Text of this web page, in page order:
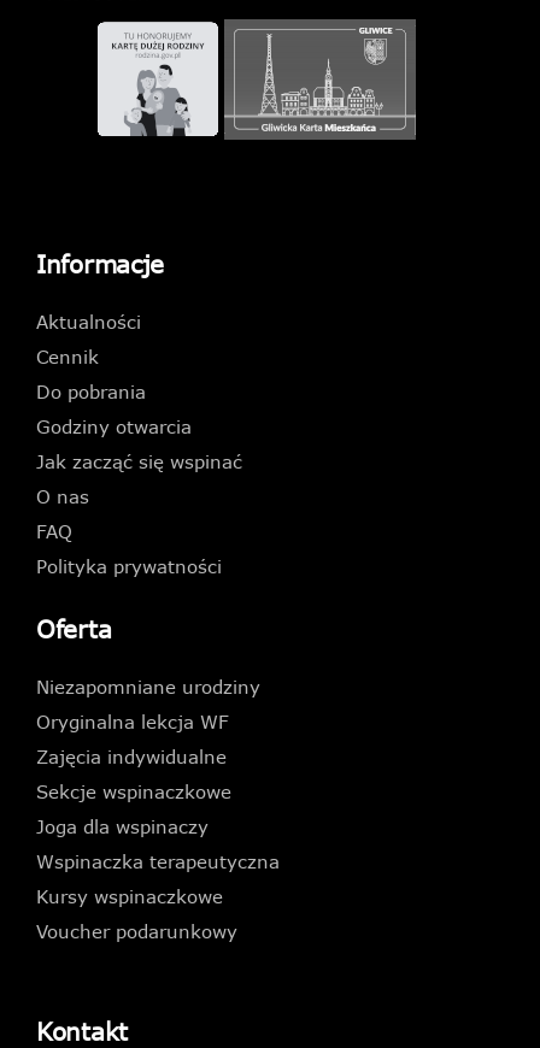
Informacje
Aktualności
Cennik
Do pobrania
Godziny otwarcia
Jak zacząć się wspinać
O nas
FAQ
Polityka prywatności
Oferta
Niezapomniane urodziny
Oryginalna lekcja WF
Zajęcia indywidualne
Sekcje wspinaczkowe
Joga dla wspinaczy
Wspinaczka terapeutyczna
Kursy wspinaczkowe
Voucher podarunkowy
Kontakt